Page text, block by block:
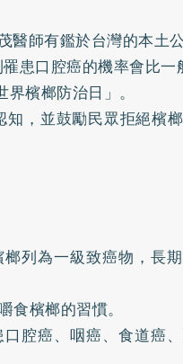
醫師有鑑於台灣的本土
患口腔癌的機率會比一
檳榔防治日」。
，並鼓勵民眾拒絕檳
列為一級致癌物，長
食檳榔的習慣。
腔癌、咽癌、食道癌